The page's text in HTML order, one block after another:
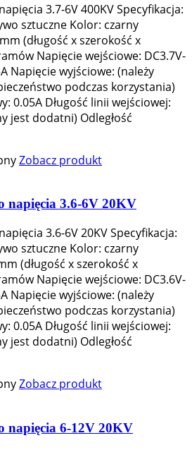
3.7-6V 400KV Specyfikacja:
sztuczne Kolor: czarny
(długość x szerokość x
Napięcie wejściowe: DC3.7V-
Napięcie wyjściowe: (należy
podczas korzystania)
0.05A Długość linii wejściowej:
jest dodatni) Odległość
Zobacz produkt
napięcia 3.6-6V 20KV
3.6-6V 20KV Specyfikacja:
sztuczne Kolor: czarny
(długość x szerokość x
Napięcie wejściowe: DC3.6V-
Napięcie wyjściowe: (należy
podczas korzystania)
0.05A Długość linii wejściowej:
jest dodatni) Odległość
Zobacz produkt
napięcia 6-12V 20KV